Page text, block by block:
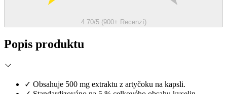
4.70/5 (900+ Recenzí)
Popis produktu
✓ Obsahuje 500 mg extraktu z artyčoku na kapsli.